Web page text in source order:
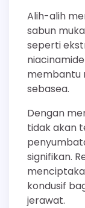
Alih-alih
sabun
seperti
membantu
sebasea.
Dengan
tidak akan
signifikan.
kondusif
jerawat.